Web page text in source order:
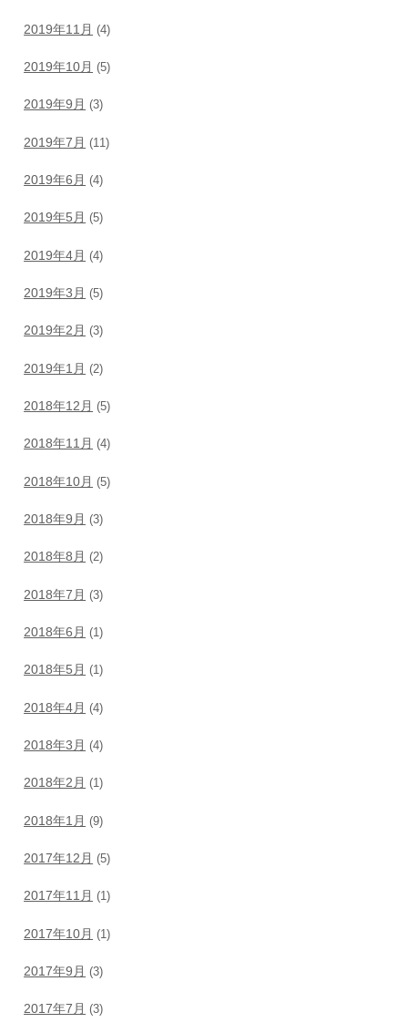
2019年11月 (4)
2019年10月 (5)
2019年9月 (3)
2019年7月 (11)
2019年6月 (4)
2019年5月 (5)
2019年4月 (4)
2019年3月 (5)
2019年2月 (3)
2019年1月 (2)
2018年12月 (5)
2018年11月 (4)
2018年10月 (5)
2018年9月 (3)
2018年8月 (2)
2018年7月 (3)
2018年6月 (1)
2018年5月 (1)
2018年4月 (4)
2018年3月 (4)
2018年2月 (1)
2018年1月 (9)
2017年12月 (5)
2017年11月 (1)
2017年10月 (1)
2017年9月 (3)
2017年7月 (3)